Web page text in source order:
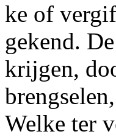
ke of
gekend.
krijgen,
Welke ter